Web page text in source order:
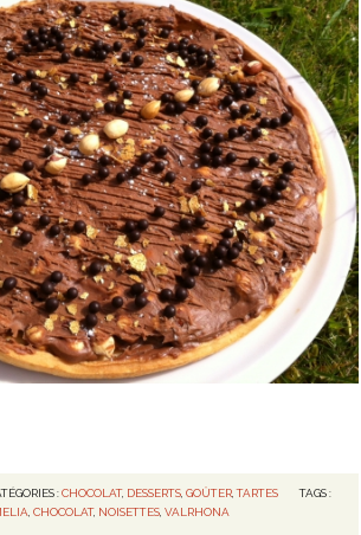
:CHOCOLAT, DESSERTS, GOÛTER,TARTES
TAGS :
,CHOCOLAT, NOISETTES ,VALRHONA